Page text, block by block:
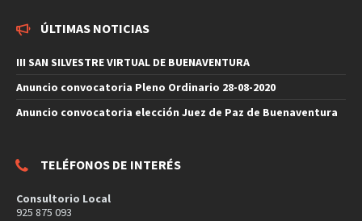
ÚLTIMAS NOTICIAS
III SAN SILVESTRE VIRTUAL DE BUENAVENTURA
Anuncio convocatoria Pleno Ordinario 28-08-2020
Anuncio convocatoria elección Juez de Paz de Buenaventura
TELÉFONOS DE INTERÉS
Consultorio Local
925 875 093